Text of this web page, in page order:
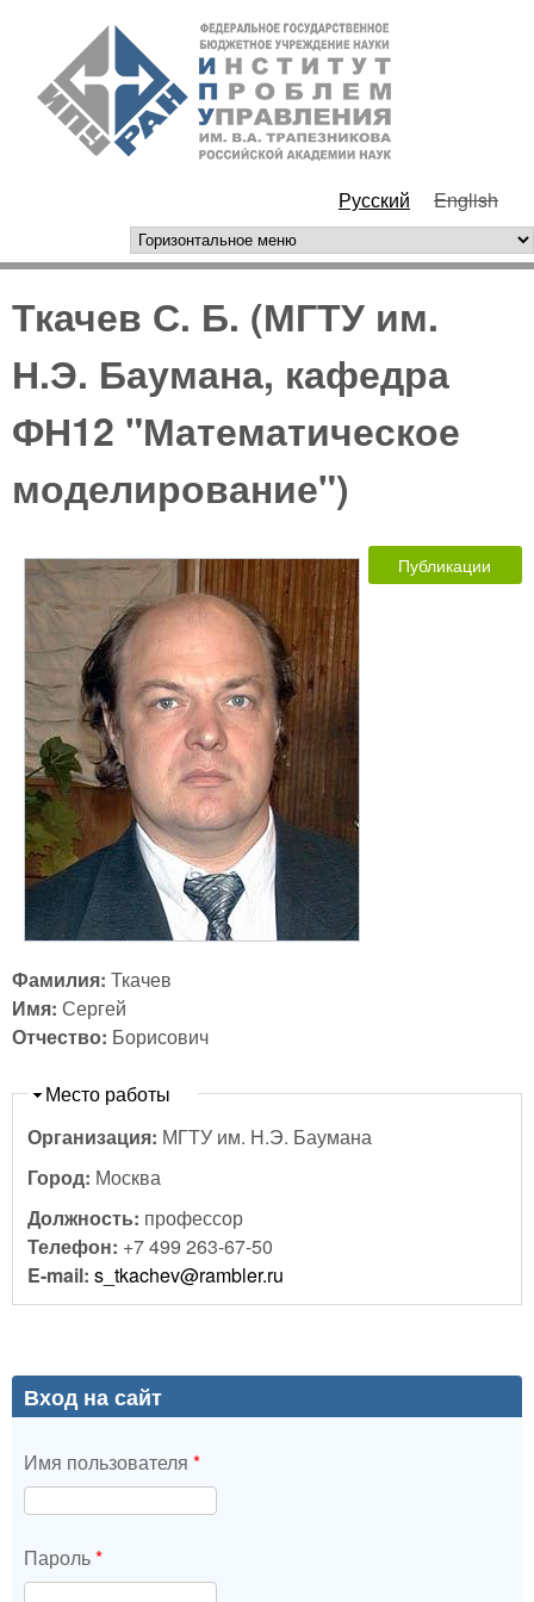
Перейти к основному
содержанию
РАН
Русский English
горизонтальное меню
Ткачев С. Б. (МГТУ им.
Н.Э. Баумана, кафедра
ФН12 "Математическое
моделирование")
Публикации
Фамилия: Ткачев
Имя: Сергей
Отчество: Борисович
Скрыть
Место работы
Организация: МГТУ им. Н.Э. Баумана
Город: Москва
Должность: профессор
Телефон:
+7 499 263-67-50
E-mail: s_tkachev@rambler.ru
Вход на сайт
Имя пользователя *
Пароль*